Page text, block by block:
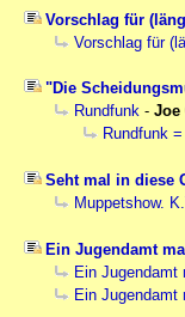
Vorschlag für
Vorschlag für
"Die
Rundfunk - Joe
Rundfunk
Seht mal in diese
Muppetshow.
Ein Jugendamt
Ein Jugendamt
Ein Jugendamt